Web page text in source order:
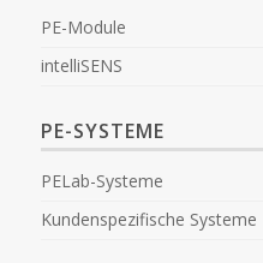
PE-Module
intelliSENS
PE-SYSTEME
PELab-Systeme
Kundenspezifische Systeme